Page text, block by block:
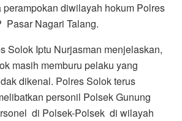
diwilayah hokum Polres
Pasar Nagari Talang.
Solok Iptu Nurjasman menjelaskan,
masih memburu pelaku yang
dikenal. Polres Solok terus
personil Polsek Gunung
di Polsek-Polsek di wilayah